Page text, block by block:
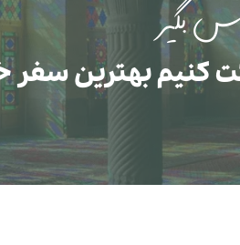
بگیر
کنیم بهترین سفر